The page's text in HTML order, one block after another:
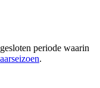
periode waarin
.